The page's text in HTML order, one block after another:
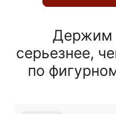
Держим
серьезнее,
по